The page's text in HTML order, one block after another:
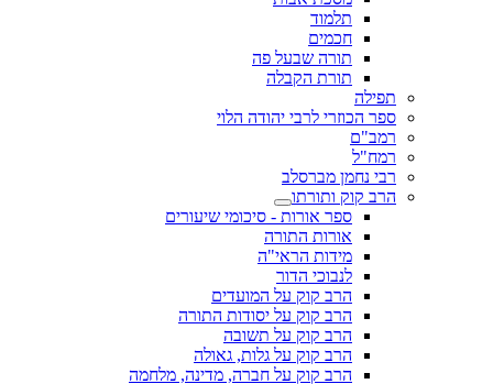
תלמוד
חכמים
תורה שבעל פה
תורת הקבלה
תפילה
ספר הכוזרי לרבי יהודה הלוי
רמב"ם
רמח"ל
רבי נחמן מברסלב
הרב קוק ותורתו
ספר אורות - סיכומי שיעורים
אורות התורה
מידות הראי"ה
לנבוכי הדור
הרב קוק על המועדים
הרב קוק על יסודות התורה
הרב קוק על תשובה
הרב קוק על גלות, גאולה
הרב קוק על חברה, מדינה, מלחמה